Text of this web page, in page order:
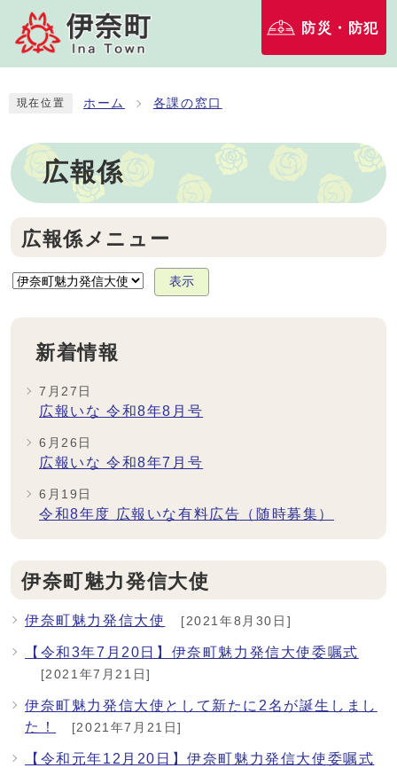
防災・防犯
現在位置 ホーム 各課の窓口
広報係
広報係メニュー
表示
新着情報
7月27日
広報いな 令和8年8月号
6月26日
広報いな 令和8年7月号
6月19日
令和8年度 広報いな有料広告（随時募集）
伊奈町魅力発信大使
伊奈町魅力発信大使 [2021年8月30日]
【令和3年7月20日】伊奈町魅力発信大使委嘱式
[2021年7月21日]
伊奈町魅力発信大使として新たに2名が誕生しまし
た！
[2021年7月21日]
【令和元年12月20日】伊奈町魅力発信大使委嘱式